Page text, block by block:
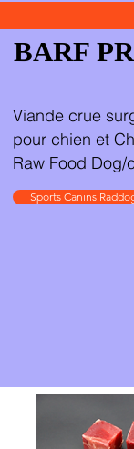
BARF
Viande crue
pour chien et
Raw Food Dog/
Sports Canins